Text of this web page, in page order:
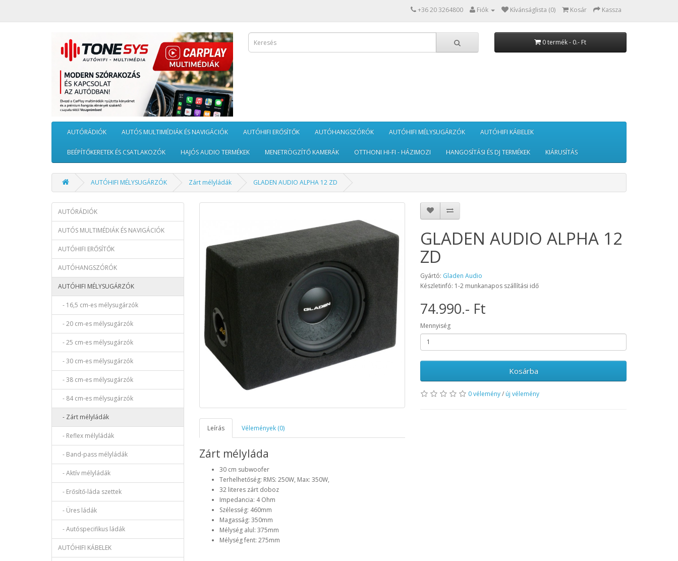
+36 20 3264800 Fiók Kívánságlista (0) Kosár Kassza
0 termék - 0.- Ft
AUTÓRÁDIÓK AUTÓS MULTIMÉDIÁK ÉS NAVIGÁCIÓK AUTÓHIFI ERŐSÍTŐK AUTÓHANGSZÓRÓK AUTÓHIFI MÉLYSUGÁRZÓK AUTÓHIFI KÁBELEK
BEÉPÍTŐKERETEK ÉS CSATLAKOZÓK HAJÓS AUDIO TERMÉKEK MENETRÖGZÍTŐ KAMERÁK OTTHONI HI-FI - HÁZIMOZI HANGOSÍTÁSI ÉS DJ TERMÉKEK KIÁRUSÍTÁS
AUTÓHIFI MÉLYSUGÁRZÓK Zárt mélyládák GLADEN AUDIO ALPHA 12 ZD
AUTÓRÁDIÓK
AUTÓS MULTIMÉDIÁK ÉS NAVIGÁCIÓK
AUTÓHIFI ERŐSÍTŐK
AUTÓHANGSZÓRÓK
AUTÓHIFI MÉLYSUGÁRZÓK
- 16,5 cm-es mélysugárzók
- 20 cm-es mélysugárzók
- 25 cm-es mélysugárzók
- 30 cm-es mélysugárzók
- 38 cm-es mélysugárzók
- 84 cm-es mélysugárzók
- Zárt mélyládák
- Reflex mélyládák
- Band-pass mélyládák
- Aktív mélyládák
- Erősítő-láda szettek
- Üres ládák
- Autóspecifikus ládák
AUTÓHIFI KÁBELEK
Leírás Vélemények (0)
Zárt mélyláda
30 cm subwoofer
Terhelhetőség: RMS: 250W, Max: 350W,
32 literes zárt doboz
Impedancia: 4 Ohm
Szélesség: 460mm
Magasság: 350mm
Mélység alul: 375mm
Mélység fent: 275mm
GLADEN AUDIO ALPHA 12
ZD
Gyártó: Gladen Audio
Készletinfó: 1-2 munkanapos szállítási idő
74.990.- Ft
Mennyiség
Kosárba
0 vélemény/ új vélemény